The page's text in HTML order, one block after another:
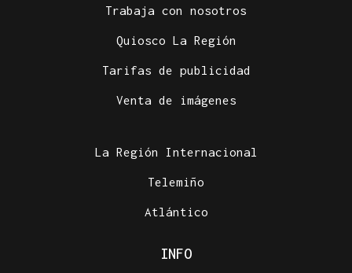
Trabaja con nosotros
Quiosco La Región
Tarifas de publicidad
Venta de imágenes
La Región Internacional
Telemiño
Atlántico
INFO